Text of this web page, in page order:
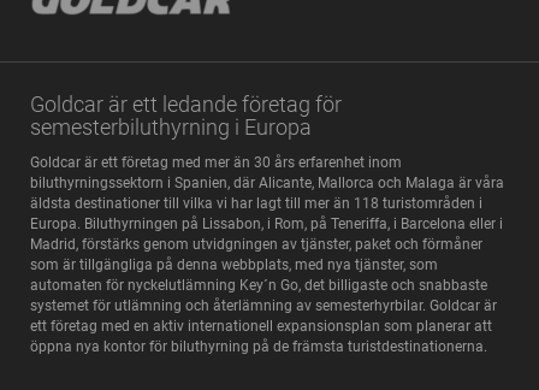
Goldcar är ett ledande företag för
semesterbiluthyrning i Europa
Goldcar är ett företag med mer än 30 års erfarenhet inom
biluthyrningssektorn i Spanien, där Alicante, Mallorca och Malaga är våra
äldsta destinationer till vilka vi har lagt till mer än 118 turistområden i
Europa. Biluthyrningen på Lissabon, i Rom, på Teneriffa, i Barcelona eller i
Madrid, förstärks genom utvidgningen av tjänster, paket och förmåner
som är tillgängliga på denna webbplats, med nya tjänster, som
automaten för nyckelutlämning Key´n Go, det billigaste och snabbaste
systemet för utlämning och återlämning av semesterhyrbilar. Goldcar är
ett företag med en aktiv internationell expansionsplan som planerar att
öppna nya kontor för biluthyrning på de främsta turistdestinationerna.